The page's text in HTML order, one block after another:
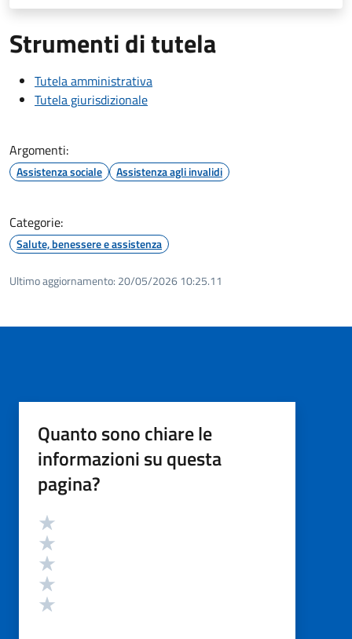
Strumenti di tutela
Tutela amministrativa
Tutela giurisdizionale
Argomenti:
Assistenza sociale Assistenza agli invalidi
Categorie:
Salute, benessere e assistenza
Ultimo aggiornamento: 20/05/2026 10:25.11
Quanto sono chiare le
informazioni su questa
pagina?
Valutazione